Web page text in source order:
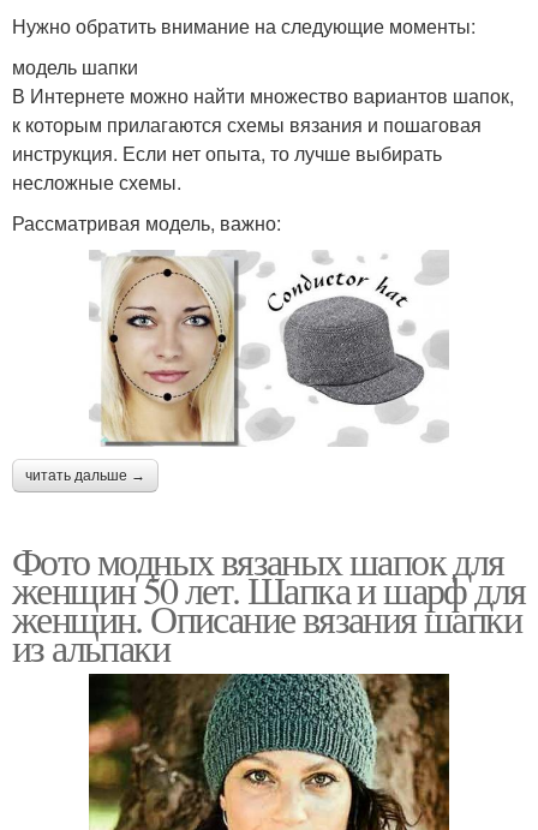
Нужно обратить внимание на следующие моменты:
модель шапки
В Интернете можно найти множество вариантов шапок,
к которым прилагаются схемы вязания и пошаговая
инструкция. Если нет опыта, то лучше выбирать
несложные схемы.
Рассматривая модель, важно:
читать дальше →
Фото модных вязаных шапок для
женщин 50 лет. Шапка и шарф для
женщин. Описание вязания шапки
из альпаки